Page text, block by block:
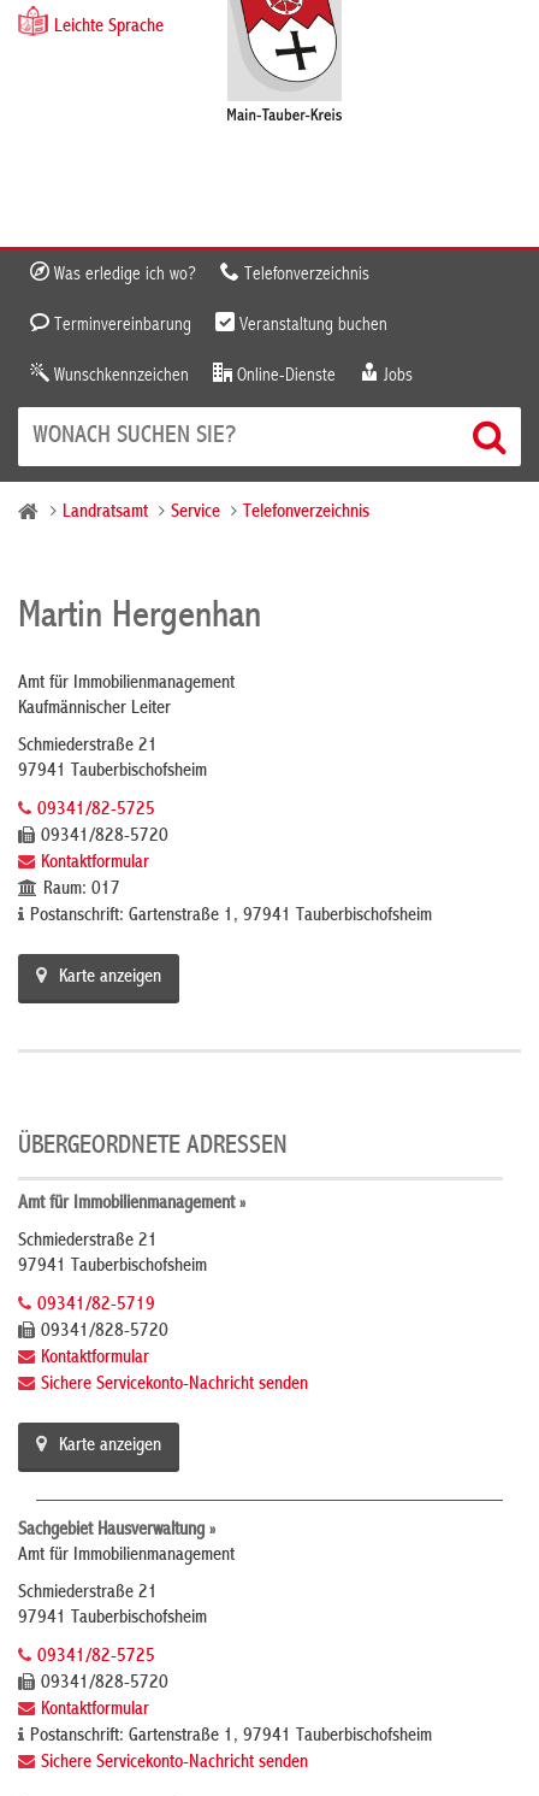
Leichte Sprache
Was erledige ich wo? Telefonverzeichnis
Terminvereinbarung Veranstaltung buchen
Wunschkennzeichen Online-Dienste Jobs
Landratsamt Service Telefonverzeichnis
Martin Hergenhan
Amt für Immobilienmanagement
Kaufmännischer Leiter
Schmiederstraße 21
97941 Tauberbischofsheim
09341/82-5725
09341/828-5720
Kontaktformular
Raum: 017
Postanschrift: Gartenstraße 1, 97941 Tauberbischofsheim
Karte anzeigen
ÜBERGEORDNETE ADRESSEN
Amt für Immobilienmanagement »
Schmiederstraße 21
97941 Tauberbischofsheim
09341/82-5719
09341/828-5720
Kontaktformular
Sichere Servicekonto-Nachricht senden
Karte anzeigen
Sachgebiet Hausverwaltung »
Amt für Immobilienmanagement
Schmiederstraße 21
97941 Tauberbischofsheim
09341/82-5725
09341/828-5720
Kontaktformular
Postanschrift: Gartenstraße 1, 97941 Tauberbischofsheim
Sichere Servicekonto-Nachricht senden